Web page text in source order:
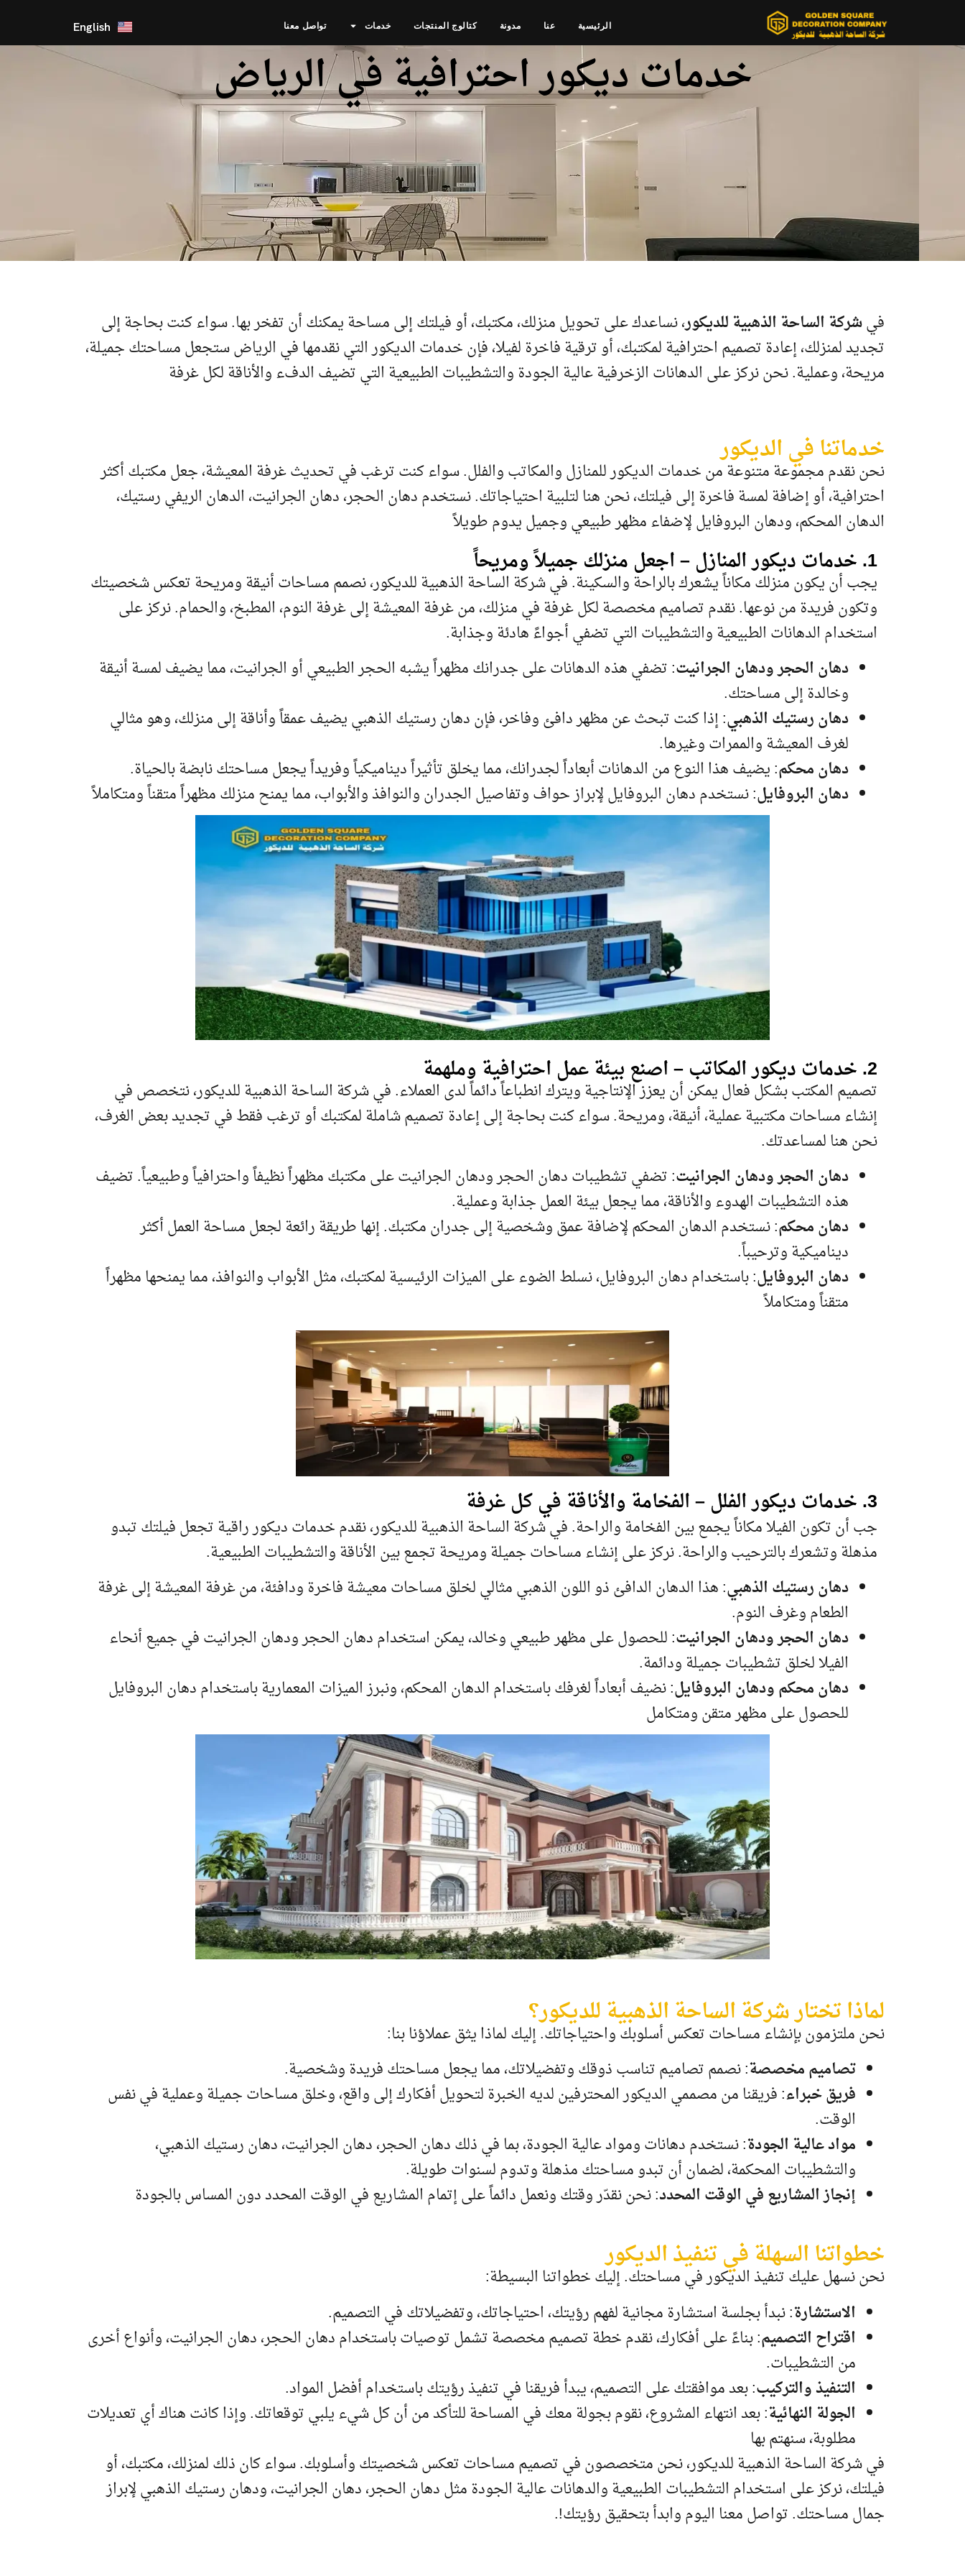
الرئيسية عنا مدونة كتالوج المنتجات خدمات تواصل معنا English
خدمات ديكور احترافية في الرياض
خدمات ديكور احترافية في الرياض
فيشركة الساحة الذهبية للديكور، نساعدك على تحويل منزلك، مكتبك، أو فيلتك إلى مساحة يمكنك أن تفخر بها. سواء كنت بحاجة إلى
تجديد لمنزلك، إعادة تصميم احترافية لمكتبك، أو ترقية فاخرة لفيلا، فإن خدمات الديكور التي نقدمها في الرياض ستجعل مساحتك جميلة،
مريحة، وعملية. نحن نركز على الدهانات الزخرفية عالية الجودة والتشطيبات الطبيعية التي تضيف الدفء والأناقة لكل غرفة
خدماتنا في الديكور
نحن نقدم مجموعة متنوعة من خدمات الديكور للمنازل والمكاتب والفلل. سواء كنت ترغب في تحديث غرفة المعيشة، جعل مكتبك أكثر
احترافية، أو إضافة لمسة فاخرة إلى فيلتك، نحن هنا لتلبية احتياجاتك. نستخدم دهان الحجر، دهان الجرانيت، الدهان الريفي رستيك،
الدهان المحكم، ودهان البروفايل لإضفاء مظهر طبيعي وجميل يدوم طويلاً
1. خدمات ديكور المنازل – اجعل منزلك جميلاً ومريحاً
يجب أن يكون منزلك مكاناً يشعرك بالراحة والسكينة. في شركة الساحة الذهبية للديكور، نصمم مساحات أنيقة ومريحة تعكس شخصيتك
وتكون فريدة من نوعها. نقدم تصاميم مخصصة لكل غرفة في منزلك، من غرفة المعيشة إلى غرفة النوم، المطبخ، والحمام. نركز على
استخدام الدهانات الطبيعية والتشطيبات التي تضفي أجواءً هادئة وجذابة.
دهان الحجر ودهان الجرانيت: تضفي هذه الدهانات على جدرانك مظهراً يشبه الحجر الطبيعي أو الجرانيت، مما يضيف لمسة أنيقة
وخالدة إلى مساحتك.
دهان رستيك الذهبي: إذا كنت تبحث عن مظهر دافئ وفاخر، فإن دهان رستيك الذهبي يضيف عمقاً وأناقة إلى منزلك، وهو مثالي
لغرف المعيشة والممرات وغيرها.
دهان محكم: يضيف هذا النوع من الدهانات أبعاداً لجدرانك، مما يخلق تأثيراً ديناميكياً وفريداً يجعل مساحتك نابضة بالحياة.
دهان البروفايل: نستخدم دهان البروفايل لإبراز حواف وتفاصيل الجدران والنوافذ والأبواب، مما يمنح منزلك مظهراً متقناً ومتكاملاً
2. خدمات ديكور المكاتب – اصنع بيئة عمل احترافية وملهمة
تصميم المكتب بشكل فعال يمكن أن يعزز الإنتاجية ويترك انطباعاً دائماً لدى العملاء. في شركة الساحة الذهبية للديكور، نتخصص في
إنشاء مساحات مكتبية عملية، أنيقة، ومريحة. سواء كنت بحاجة إلى إعادة تصميم شاملة لمكتبك أو ترغب فقط في تجديد بعض الغرف،
نحن هنا لمساعدتك.
دهان الحجر ودهان الجرانيت: تضفي تشطيبات دهان الحجر ودهان الجرانيت على مكتبك مظهراً نظيفاً واحترافياً وطبيعياً. تضيف
هذه التشطيبات الهدوء والأناقة، مما يجعل بيئة العمل جذابة وعملية.
دهان محكم: نستخدم الدهان المحكم لإضافة عمق وشخصية إلى جدران مكتبك. إنها طريقة رائعة لجعل مساحة العمل أكثر
ديناميكية وترحيباً.
دهان البروفايل: باستخدام دهان البروفايل، نسلط الضوء على الميزات الرئيسية لمكتبك، مثل الأبواب والنوافذ، مما يمنحها مظهراً
متقناً ومتكاملاً
3. خدمات ديكور الفلل – الفخامة والأناقة في كل غرفة
جب أن تكون الفيلا مكاناً يجمع بين الفخامة والراحة. في شركة الساحة الذهبية للديكور، نقدم خدمات ديكور راقية تجعل فيلتك تبدو
مذهلة وتشعرك بالترحيب والراحة. نركز على إنشاء مساحات جميلة ومريحة تجمع بين الأناقة والتشطيبات الطبيعية.
دهان رستيك الذهبي: هذا الدهان الدافئ ذو اللون الذهبي مثالي لخلق مساحات معيشة فاخرة ودافئة، من غرفة المعيشة إلى غرفة
الطعام وغرف النوم.
دهان الحجر ودهان الجرانيت: للحصول على مظهر طبيعي وخالد، يمكن استخدام دهان الحجر ودهان الجرانيت في جميع أنحاء
الفيلا لخلق تشطيبات جميلة ودائمة.
دهان محكم ودهان البروفايل: نضيف أبعاداً لغرفك باستخدام الدهان المحكم، ونبرز الميزات المعمارية باستخدام دهان البروفايل
للحصول على مظهر متقن ومتكامل
لماذا تختار شركة الساحة الذهبية للديكور؟
نحن ملتزمون بإنشاء مساحات تعكس أسلوبك واحتياجاتك. إليك لماذا يثق عملاؤنا بنا:
تصاميم مخصصة: نصمم تصاميم تناسب ذوقك وتفضيلاتك، مما يجعل مساحتك فريدة وشخصية.
فريق خبراء: فريقنا من مصممي الديكور المحترفين لديه الخبرة لتحويل أفكارك إلى واقع، وخلق مساحات جميلة وعملية في نفس
الوقت.
مواد عالية الجودة: نستخدم دهانات ومواد عالية الجودة، بما في ذلك دهان الحجر، دهان الجرانيت، دهان رستيك الذهبي،
والتشطيبات المحكمة، لضمان أن تبدو مساحتك مذهلة وتدوم لسنوات طويلة.
إنجاز المشاريع في الوقت المحدد: نحن نقدّر وقتك ونعمل دائماً على إتمام المشاريع في الوقت المحدد دون المساس بالجودة
خطواتنا السهلة في تنفيذ الديكور
نحن نسهل عليك تنفيذ الديكور في مساحتك. إليك خطواتنا البسيطة:
الاستشارة: نبدأ بجلسة استشارة مجانية لفهم رؤيتك، احتياجاتك، وتفضيلاتك في التصميم.
اقتراح التصميم: بناءً على أفكارك، نقدم خطة تصميم مخصصة تشمل توصيات باستخدام دهان الحجر، دهان الجرانيت، وأنواع أخرى
من التشطيبات.
التنفيذ والتركيب: بعد موافقتك على التصميم، يبدأ فريقنا في تنفيذ رؤيتك باستخدام أفضل المواد.
الجولة النهائية: بعد انتهاء المشروع، نقوم بجولة معك في المساحة للتأكد من أن كل شيء يلبي توقعاتك. وإذا كانت هناك أي تعديلات
مطلوبة، سنهتم بها
في شركة الساحة الذهبية للديكور، نحن متخصصون في تصميم مساحات تعكس شخصيتك وأسلوبك. سواء كان ذلك لمنزلك، مكتبك، أو
فيلتك، نركز على استخدام التشطيبات الطبيعية والدهانات عالية الجودة مثل دهان الحجر، دهان الجرانيت، ودهان رستيك الذهبي لإبراز
جمال مساحتك. تواصل معنا اليوم وابدأ بتحقيق رؤيتك!.